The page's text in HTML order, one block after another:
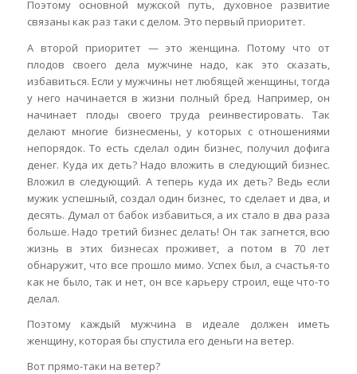
Поэтому основной мужской путь, духовное развитие
связаны как раз таки с делом. Это первый приоритет.
А второй приоритет — это женщина. Потому что от
плодов своего дела мужчине надо, как это сказать,
избавиться. Если у мужчины нет любящей женщины, тогда
у него начинается в жизни полный бред. Например, он
начинает плоды своего труда реинвестировать. Так
делают многие бизнесмены, у которых с отношениями
непорядок. То есть сделал один бизнес, получил дофига
денег. Куда их деть? Надо вложить в следующий бизнес.
Вложил в следующий. А теперь куда их деть? Ведь если
мужик успешный, создал один бизнес, то сделает и два, и
десять. Думал от бабок избавиться, а их стало в два раза
больше. Надо третий бизнес делать! Он так загнется, всю
жизнь в этих бизнесах проживет, а потом в 70 лет
обнаружит, что все прошло мимо. Успех был, а счастья-то
как не было, так и нет, он все карьеру строил, еще что-то
делал.
Поэтому каждый мужчина в идеале должен иметь
женщину, которая бы спустила его деньги на ветер.
Вот прямо-таки на ветер?